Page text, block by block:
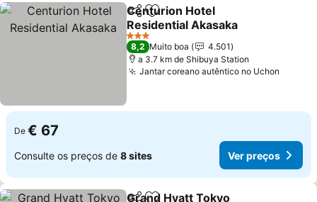
PartilharAdicionar aos favoritos
Centurion Hotel
Residential Akasaka
3 Estrelas
8,2 Muito boa
4.501
a 3.7 km de Shibuya Station
Jantar coreano autêntico no Uchon
De € 67
Consulte os preços de 8 sites Ver preços
Grand Hyatt Tokyo